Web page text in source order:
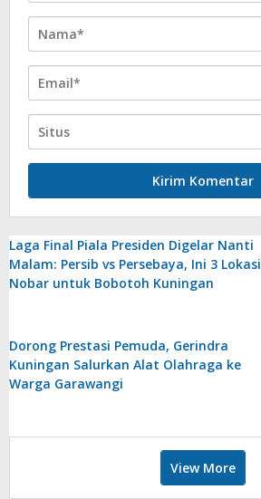
Laga Final Piala Presiden Digelar Nanti
Malam: Persib vs Persebaya, Ini 3 Lokasi
Nobar untuk Bobotoh Kuningan
Dorong Prestasi Pemuda, Gerindra
Kuningan Salurkan Alat Olahraga ke
Warga Garawangi
View More